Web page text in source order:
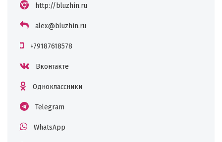
http://bluzhin.ru
alex@bluzhin.ru
+79187618578
Вконтакте
Одноклассники
Telegram
WhatsApp